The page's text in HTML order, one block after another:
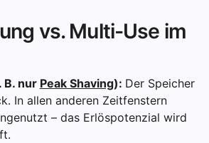
vs. Multi-Use im
B. nur Peak Shaving): Der Speicher
In allen anderen Zeitfenstern
– das Erlöspotenzial wird